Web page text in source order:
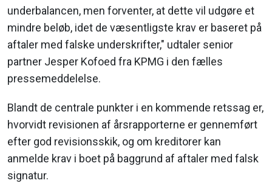
underbalancen, men forventer, at dette vil udgøre et
mindre beløb, idet de væsentligste krav er baseret på
aftaler med falske underskrifter," udtaler senior
partner Jesper Kofoed fra KPMG i den fælles
pressemeddelelse.
Blandt de centrale punkter i en kommende retssag er,
hvorvidt revisionen af årsrapporterne er gennemført
efter god revisionsskik, og om kreditorer kan
anmelde krav i boet på baggrund af aftaler med falsk
signatur.